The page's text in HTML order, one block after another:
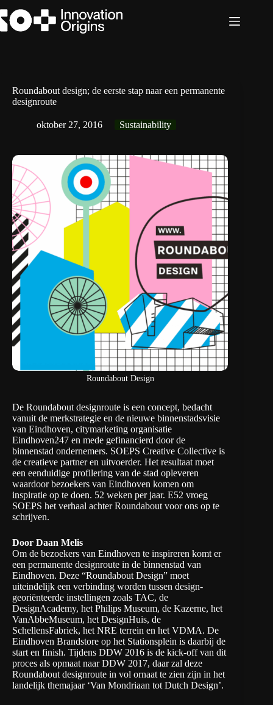
naar
de
Roundabout design; de eerste stap naar een permanente
designroute
oktober 27, 2016 Sustainability
Roundabout Design
De Roundabout designroute is een concept, bedacht
vanuit de merkstrategie en de nieuwe binnenstadsvisie
van Eindhoven, citymarketing organisatie
Eindhoven247 en mede gefinancierd door de
binnenstad ondernemers. SOEPS Creative Collective is
de creatieve partner en uitvoerder. Het resultaat moet
een eenduidige profilering van de stad opleveren
waardoor bezoekers van Eindhoven komen om
inspiratie op te doen. 52 weken per jaar. E52 vroeg
SOEPS het verhaal achter Roundabout voor ons op te
schrijven.
Door Daan Melis
Om de bezoekers van Eindhoven te inspireren komt er
een permanente designroute in de binnenstad van
Eindhoven. Deze “Roundabout Design” moet
uiteindelijk een verbinding worden tussen design-
georiënteerde instellingen zoals TAC, de
DesignAcademy, het Philips Museum, de Kazerne, het
VanAbbeMuseum, het DesignHuis, de
SchellensFabriek, het NRE terrein en het VDMA. De
Eindhoven Brandstore op het Stationsplein is daarbij de
start en finish. Tijdens DDW 2016 is de kick-off van dit
proces als opmaat naar DDW 2017, daar zal deze
Roundabout designroute in vol ornaat te zien zijn in het
landelijk themajaar ‘Van Mondriaan tot Dutch Design’.